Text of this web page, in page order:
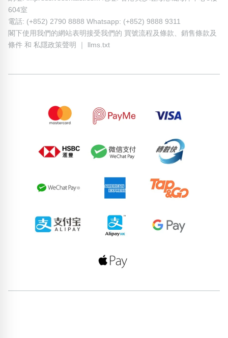
604室
電話: (+852) 2790 8888 Whatsapp: (+852) 9888 9311
閣下使用我們的網站表明接受我們的 買號流程及條款
銷售條款及
條件 和 私隱政策聲明 llms.txt